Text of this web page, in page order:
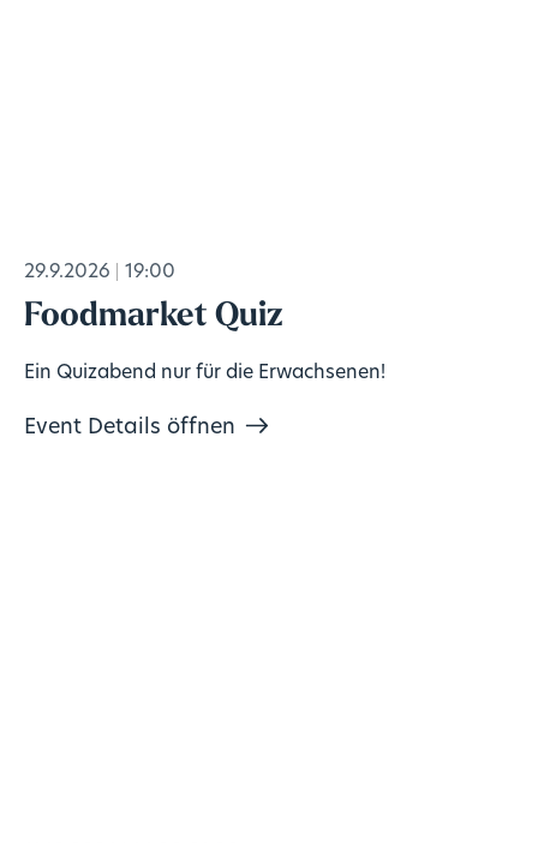
29.9.2026 19:00
Foodmarket Quiz
Ein Quizabend nur für die Erwachsenen!
Event Details öffnen